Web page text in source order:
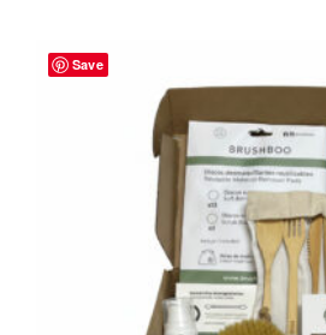
Save